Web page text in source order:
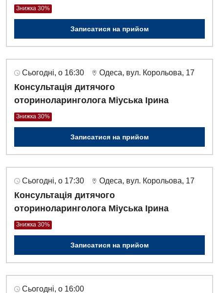
Знижка 30%
Записатися на прийом
Сьогодні, о 16:30 Одеса, вул. Корольова, 17
Консультація дитячого
оториноларинголога Міуська Ірина
Знижка 30%
Записатися на прийом
Сьогодні, о 17:30 Одеса, вул. Корольова, 17
Консультація дитячого
оториноларинголога Міуська Ірина
Знижка 30%
Записатися на прийом
Сьогодні, о 16:00